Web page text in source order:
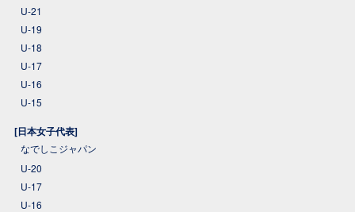
U-21
U-19
U-18
U-17
U-16
U-15
[日本女子代表]
なでしこジャパン
U-20
U-17
U-16